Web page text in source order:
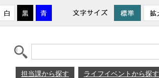
担当課から探す ライフイベントから探す